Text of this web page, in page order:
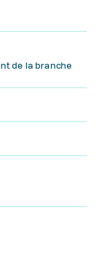
de la branche